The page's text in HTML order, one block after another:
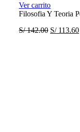
Ver carrito
Filosofia Y Teoria
S/142.00 S/113.60